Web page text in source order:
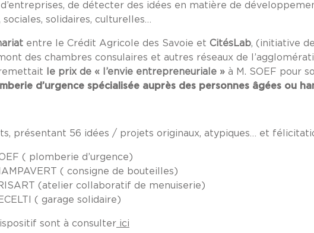
de détecter des idées en matière de
solidaires, culturelles…
entre le Crédit Agricole des Savoie et CitésLab, (initiative
des chambres consulaires et autres réseaux de
le prix de « l’envie entrepreneuriale » à M. SOEF pour
d’urgence spécialisée auprès des personnes âgées ou
présentant 56 idées / projets originaux, atypiques… et
( plomberie d’urgence)
( consigne de bouteilles)
(atelier collaboratif de menuiserie)
( garage solidaire)
sont à consulter ici